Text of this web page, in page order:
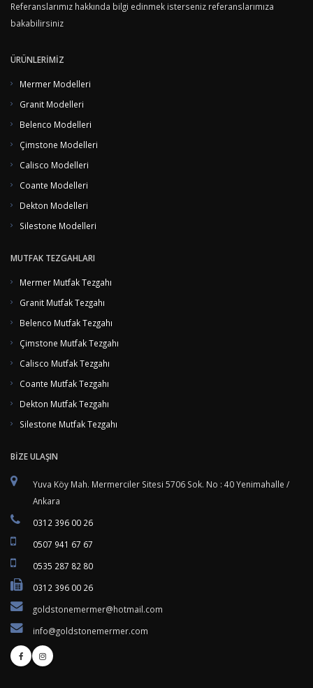
Referanslarımız hakkında bilgi edinmek isterseniz referanslarımıza
bakabilirsiniz
Altıntaş Mermer, üretim ve montaj uygulamasında koşulsuz müşteri
üretmeyi başaran firmamız sürekli gelişen pazarda daima lider olmayı
hedeflemektedir…
Özgün tasarımlarınızın gerçeğe dönüştüğü mermer, granit, çimstone, fileli
ÜRÜNLERİMİZ
Mermer Modelleri
Granit Modelleri
Belenco Modelleri
Çimstone Modelleri
Calisco Modelleri
Coante Modelleri
Dekton Modelleri
Silestone Modelleri
MUTFAK TEZGAHLARI
Mermer Mutfak Tezgahı
Granit Mutfak Tezgahı
Belenco Mutfak Tezgahı
Çimstone Mutfak Tezgahı
Calisco Mutfak Tezgahı
Coante Mutfak Tezgahı
Dekton Mutfak Tezgahı
Silestone Mutfak Tezgahı
BİZE ULAŞIN
Yuva Köy Mah. Mermerciler Sitesi 5706 Sok. No : 40 Yenimahalle /
Ankara
0312 396 00 26
0507 941 67 67
0535 287 82 80
0312 396 00 26
goldstonemermer@hotmail.com
info@goldstonemermer.com